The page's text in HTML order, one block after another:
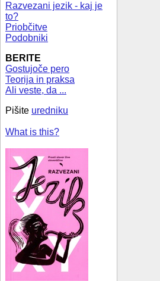
Razvezani jezik - kaj je
to?
Priobčitve
Podobniki
BERITE
Gostujoče pero
Teorija in praksa
Ali veste, da ...
Pišite uredniku
What is this?